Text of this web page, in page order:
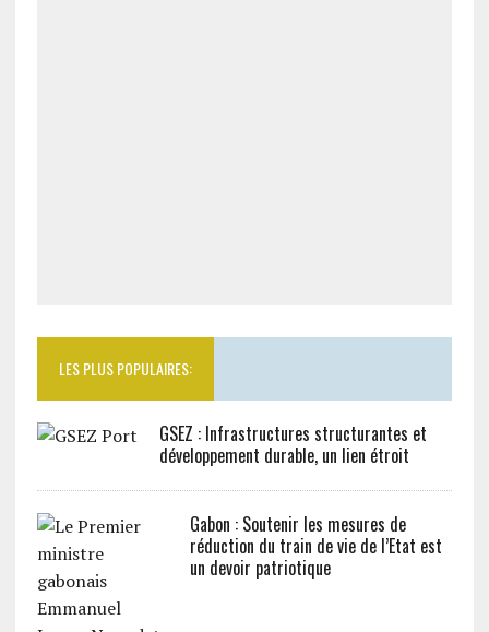
LES PLUS POPULAIRES:
GSEZ : Infrastructures structurantes et
développement durable, un lien étroit
Gabon : Soutenir les mesures de
réduction du train de vie de l’Etat est
un devoir patriotique